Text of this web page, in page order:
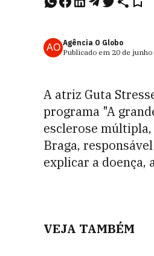
AO Agência O Globo
Publicado em 20 de junho
A atriz Guta
programa "A
esclerose
Braga,
explicar a doença,
VEJA TAMBÉM